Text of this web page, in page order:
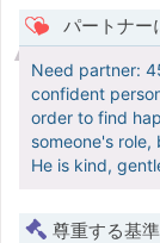
パートナー
Need partner:
confident
order to find
someone's role,
He is kind,
尊重する基準